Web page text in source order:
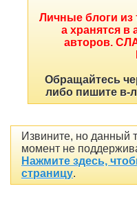
Личные блоги
а хранятся в
авторов.
Обращайтесь
либо пишите в-
Извините, но данный
момент не
Нажмите здесь,
страницу.